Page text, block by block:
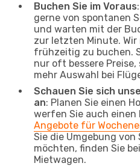
Buchen Sie im Voraus
gerne von spontanen
und warten mit der
zur letzten Minute.
frühzeitig zu buchen.
nur oft bessere
mehr Auswahl bei
Schauen Sie sich
an: Planen Sie einen
werfen Sie auch einen
Angebote für
Sie die Umgebung
möchten, finden Sie
Mietwagen.